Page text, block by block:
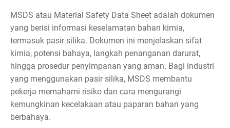
MSDS atau Material Safety Data Sheet adalah dokumen
yang berisi informasi keselamatan bahan kimia,
termasuk pasir silika. Dokumen ini menjelaskan sifat
kimia, potensi bahaya, langkah penanganan darurat,
hingga prosedur penyimpanan yang aman. Bagi industri
yang menggunakan pasir silika, MSDS membantu
pekerja memahami risiko dan cara mengurangi
kemungkinan kecelakaan atau paparan bahan yang
berbahaya.